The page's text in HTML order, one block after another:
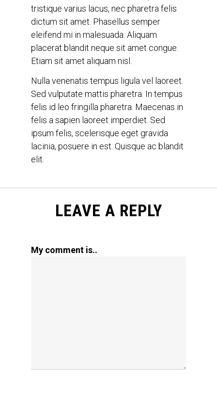
tristique varius lacus, nec pharetra felis
dictum sit amet. Phasellus semper
eleifend mi in malesuada. Aliquam
placerat blandit neque sit amet congue.
Etiam sit amet aliquam nisl.
Nulla venenatis tempus ligula vel laoreet.
Sed vulputate mattis pharetra. In tempus
felis id leo fringilla pharetra. Maecenas in
felis a sapien laoreet imperdiet. Sed
ipsum felis, scelerisque eget gravida
lacinia, posuere in est. Quisque ac blandit
elit.
LEAVE A REPLY
My comment is..